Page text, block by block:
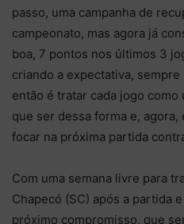
passo, uma campanha de
campeonato, mas agora já
boa, 7 pontos nos últimos 3
criando a expectativa,
então é tratar cada jogo como
que ser dessa forma e,
focar na próxima partida
Com uma semana livre para
Chapecó (SC) após a partida
próximo compromisso, que